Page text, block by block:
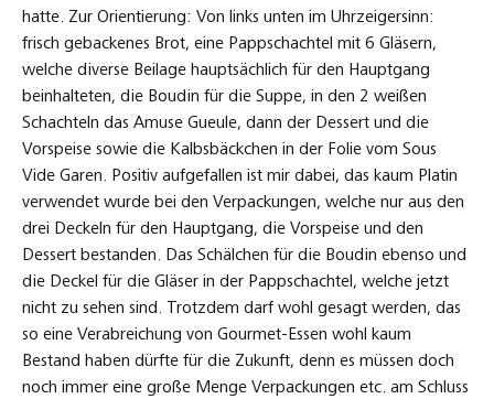
hatte. Zur Orientierung: Von links unten im Uhrzeigersinn:
frisch gebackenes Brot, eine Pappschachtel mit 6 Gläsern,
welche diverse Beilage hauptsächlich für den Hauptgang
beinhalteten, die Boudin für die Suppe, in den 2 weißen
Schachteln das Amuse Gueule, dann der Dessert und die
Vorspeise sowie die Kalbsbäckchen in der Folie vom Sous
Vide Garen. Positiv aufgefallen ist mir dabei, das kaum Platin
verwendet wurde bei den Verpackungen, welche nur aus den
drei Deckeln für den Hauptgang, die Vorspeise und den
Dessert bestanden. Das Schälchen für die Boudin ebenso und
die Deckel für die Gläser in der Pappschachtel, welche jetzt
nicht zu sehen sind. Trotzdem darf wohl gesagt werden, das
so eine Verabreichung von Gourmet-Essen wohl kaum
Bestand haben dürfte für die Zukunft, denn es müssen doch
noch immer eine große Menge Verpackungen etc. am Schluss